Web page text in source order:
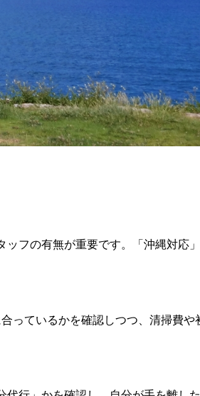
フの有無が重要です。「沖縄対応
っているかを確認しつつ、清掃費や